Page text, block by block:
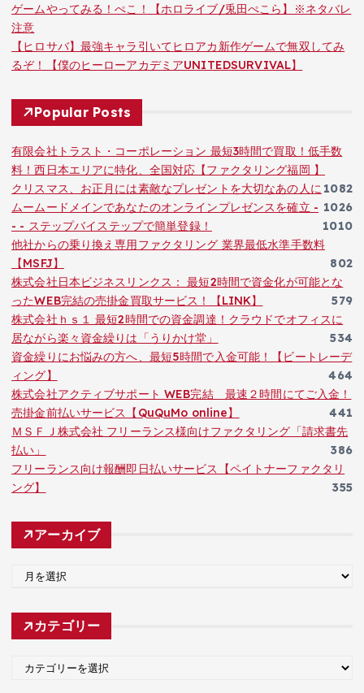
ゲームやってみる！ぺこ！【ホロライブ/兎田ぺこら】※ネタバレ
注意
【ヒロサバ】最強キャラ引いてヒロアカ新作ゲームで無双してみ
るぞ！【僕のヒーローアカデミアUNITEDSURVIVAL】
Popular Posts
有限会社トラスト・コーポレーション 最短3時間で買取！低手数
料！西日本エリアに特化、全国対応【ファクタリング福岡 】
1082
クリスマス、お正月には素敵なプレゼントを大切なあの人に
1026
ムームードメインであなたのオンラインプレゼンスを確立 -
- - ステップバイステップで簡単登録！
1010
他社からの乗り換え専用ファクタリング 業界最低水準手数料
【MSFJ】
802
株式会社日本ビジネスリンクス： 最短2時間で資金化が可能とな
ったWEB完結の売掛金買取サービス！【LINK】
579
株式会社ｈｓ１ 最短2時間での資金調達！クラウドでオフィスに
居ながら楽々資金繰りは「うりかけ堂」
534
資金繰りにお悩みの方へ、最短5時間で入金可能！【ビートレーデ
ィング】
464
株式会社アクティブサポート WEB完結 最速２時間にてご入金！
売掛金前払いサービス【QuQuMo online】
441
ＭＳＦＪ株式会社 フリーランス様向けファクタリング「請求書先
払い」
386
フリーランス向け報酬即日払いサービス【ペイトナーファクタリ
ング】
355
アーカイブ
カ
カテゴリー